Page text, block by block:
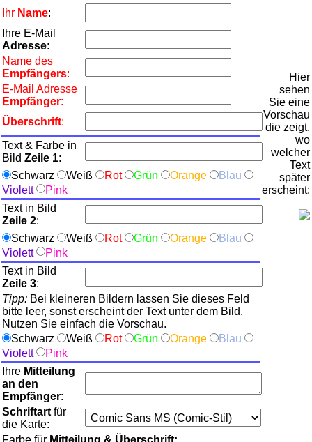
Ihr Name:
Hier
sehen
Sie eine
Vorschau
die zeigt,
wo
welcher
Text
später
erscheint:
Ihre E-Mail
Adresse:
Name des
Empfängers:
E-Mail Adresse
Empfänger:
Überschrift:
Text & Farbe in
Bild Zeile 1:
Schwarz
Weiß Rot Grün Orange
Blau
Violett
Pink
Text in Bild
Zeile 2:
Schwarz
Weiß Rot Grün Orange
Blau
Violett
Pink
Text in Bild
Zeile 3:
Tipp: Bei kleineren Bildern lassen Sie dieses Feld
bitte leer, sonst erscheint der Text unter dem Bild.
Nutzen Sie einfach die Vorschau.
Schwarz
Weiß Rot Grün Orange
Blau
Violett
Pink
Ihre Mitteilung
an den
Empfänger:
Schriftart für
die Karte:
Farbe für Mitteilung & Überschrift: